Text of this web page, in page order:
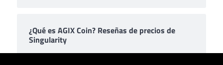
¿Qué es AGIX Coin? Reseñas de precios de
Singularity